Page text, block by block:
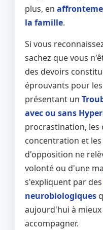
plus, en
la famille.
Si vous
sachez que vous
des devoirs
éprouvants pour
présentant un
avec ou sans
procrastination, les
concentration et
d'opposition ne
volonté ou d'une
s'expliquent par des
neurobiologiques
aujourd'hui à
accompagner.